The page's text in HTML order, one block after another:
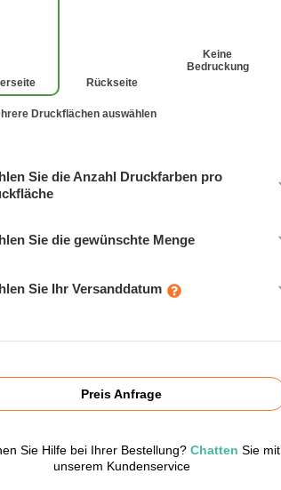
Rückseite
Keine
Bedruckung
Druckflächen auswählen
Sie die Anzahl Druckfarben pro
Sie die gewünschte Menge
Sie Ihr Versanddatum
Preis Anfrage
Sie Hilfe bei Ihrer Bestellung? Chatten Sie mit
unserem Kundenservice